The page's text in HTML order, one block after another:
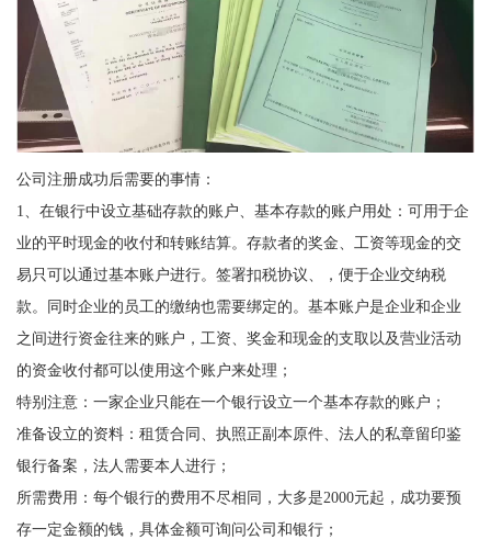
公司注册成功后需要的事情：
1、在银行中设立基础存款的账户、基本存款的账户用处：可用于企
业的平时现金的收付和转账结算。存款者的奖金、工资等现金的交
易只可以通过基本账户进行。签署扣税协议、，便于企业交纳税
款。同时企业的员工的缴纳也需要绑定的。基本账户是企业和企业
之间进行资金往来的账户，工资、奖金和现金的支取以及营业活动
的资金收付都可以使用这个账户来处理；
特别注意：一家企业只能在一个银行设立一个基本存款的账户；
准备设立的资料：租赁合同、执照正副本原件、法人的私章留印鉴
银行备案，法人需要本人进行；
所需费用：每个银行的费用不尽相同，大多是2000元起，成功要预
存一定金额的钱，具体金额可询问公司和银行；